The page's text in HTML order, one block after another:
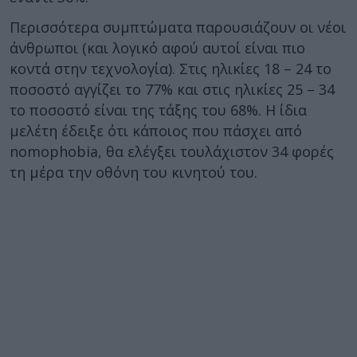
Περισσότερα συμπτώματα παρουσιάζουν οι νέοι
άνθρωποι (και λογικό αφού αυτοί είναι πιο
κοντά στην τεχνολογία). Στις ηλικίες 18 – 24 το
ποσοστό αγγίζει το 77% και στις ηλικίες 25 – 34
το ποσοστό είναι της τάξης του 68%. Η ίδια
μελέτη έδειξε ότι κάποιος που πάσχει από
nomophobia, θα ελέγξει τουλάχιστον 34 φορές
τη μέρα την οθόνη του κινητού του.